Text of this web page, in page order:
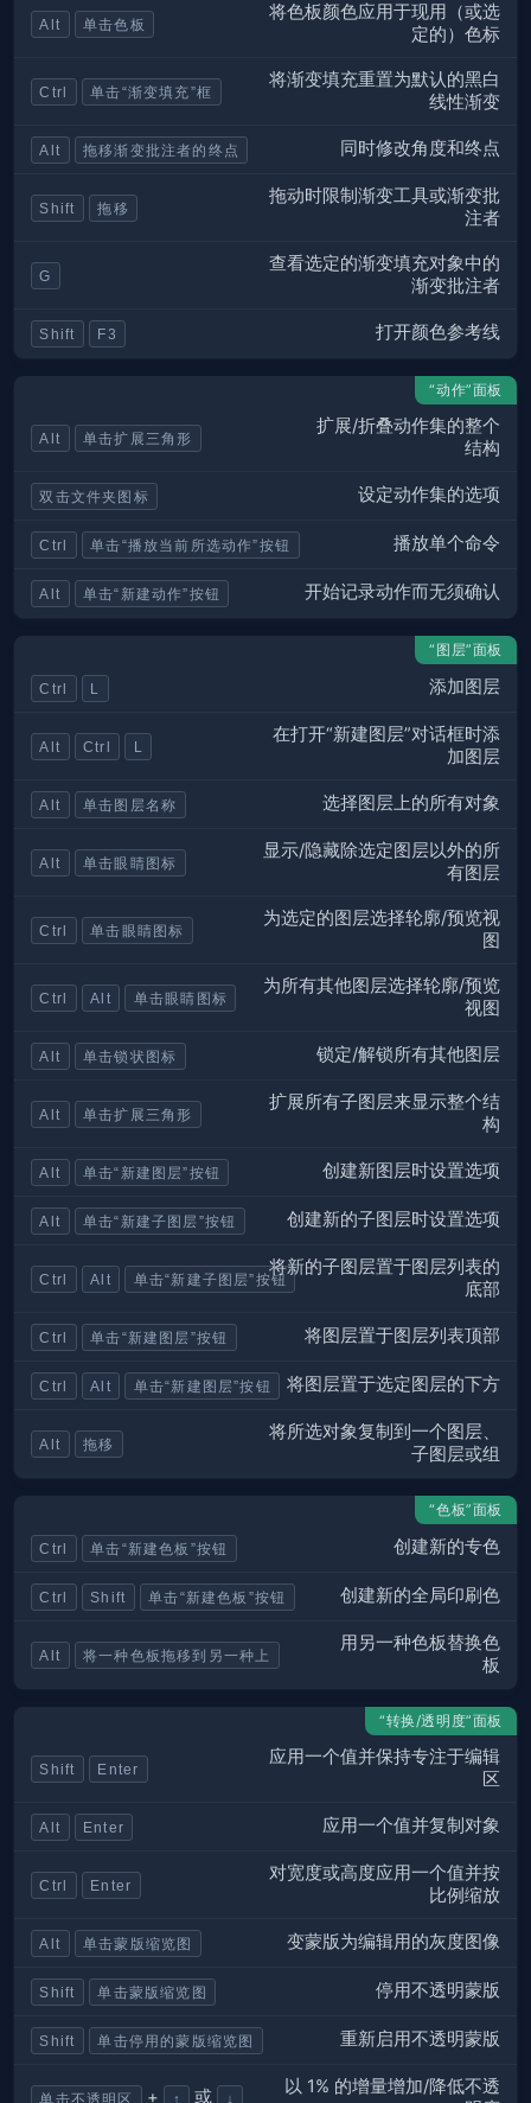
Alt 单击色板
将色板颜色应用于现用（或选
定的）色标
Ctrl 单击“渐变填充”框
将渐变填充重置为默认的黑白
线性渐变
Alt 拖移渐变批注者的终点 同时修改角度和终点
Shift 拖移
拖动时限制渐变工具或渐变批
注者
G
查看选定的渐变填充对象中的
渐变批注者
Shift F3 打开颜色参考线
“动作”面板
Alt 单击扩展三角形
扩展/折叠动作集的整个
结构
双击文件夹图标 设定动作集的选项
Ctrl 单击“播放当前所选动作”按钮 播放单个命令
Alt 单击“新建动作”按钮 开始记录动作而无须确认
“图层”面板
Ctrl L 添加图层
Alt Ctrl L
在打开“新建图层”对话框时添
加图层
Alt 单击图层名称 选择图层上的所有对象
Alt 单击眼睛图标
显示/隐藏除选定图层以外的所
有图层
Ctrl 单击眼睛图标
为选定的图层选择轮廓/预览视
图
Ctrl Alt 单击眼睛图标
为所有其他图层选择轮廓/预览
视图
Alt 单击锁状图标 锁定/解锁所有其他图层
Alt 单击扩展三角形
扩展所有子图层来显示整个结
构
Alt 单击“新建图层”按钮 创建新图层时设置选项
Alt 单击“新建子图层”按钮 创建新的子图层时设置选项
Ctrl Alt 单击“新建子图层”按钮
将新的子图层置于图层列表的
底部
Ctrl 单击“新建图层”按钮 将图层置于图层列表顶部
Ctrl Alt 单击“新建图层”按钮 将图层置于选定图层的下方
Alt 拖移
将所选对象复制到一个图层、
子图层或组
“色板”面板
Ctrl 单击“新建色板”按钮 创建新的专色
Ctrl Shift 单击“新建色板”按钮 创建新的全局印刷色
Alt 将一种色板拖移到另一种上
用另一种色板替换色
板
“转换/透明度”面板
Shift Enter
应用一个值并保持专注于编辑
区
Alt Enter 应用一个值并复制对象
Ctrl Enter
对宽度或高度应用一个值并按
比例缩放
Alt 单击蒙版缩览图 变蒙版为编辑用的灰度图像
Shift 单击蒙版缩览图 停用不透明蒙版
Shift 单击停用的蒙版缩览图 重新启用不透明蒙版
单击不透明区 + ↑ 或 ↓
以 1% 的增量增加/降低不透